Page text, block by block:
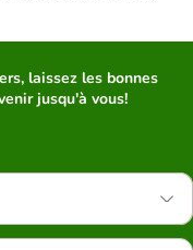
laissez les bonnes
jusqu'à vous!